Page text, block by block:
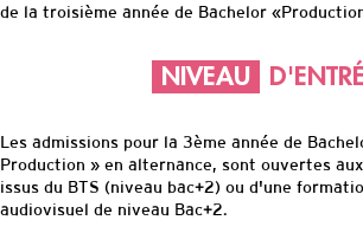
de la troisième année de Bachelor
NIVEAU
Les admissions pour la 3ème année de
Production » en alternance, sont ouvertes
issus du BTS (niveau bac+2) ou d'une
audiovisuel de niveau Bac+2.